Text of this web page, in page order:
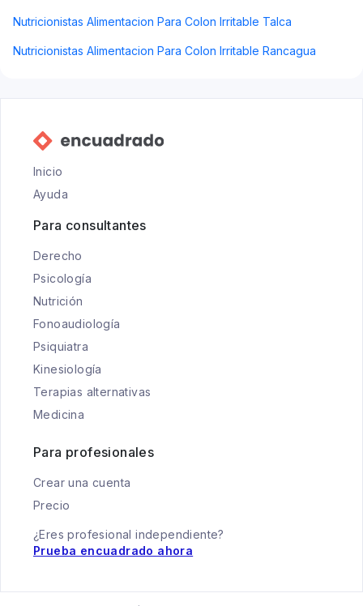
Nutricionistas Alimentacion Para Colon Irritable Talca
Nutricionistas Alimentacion Para Colon Irritable Rancagua
Inicio
Ayuda
Para consultantes
Derecho
Psicología
Nutrición
Fonoaudiología
Psiquiatra
Kinesiología
Terapias alternativas
Medicina
Para profesionales
Crear una cuenta
Precio
¿Eres profesional independiente?
Prueba encuadrado ahora